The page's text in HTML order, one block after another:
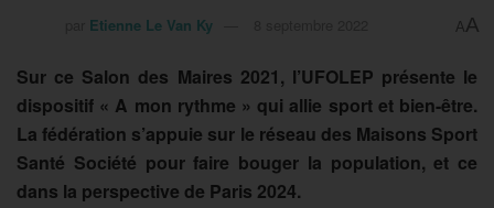
Etienne Le Van Ky AA
Sur ce Salon des Maires 2021, l’UFOLEP présente le
dispositif « A mon rythme » qui allie sport et bien-être.
La fédération s’appuie sur le réseau des Maisons Sport
Santé Société pour faire bouger la population, et ce
dans la perspective de Paris 2024.